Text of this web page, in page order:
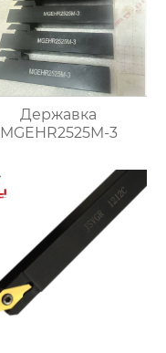
Державка
MGEHR2525M-3